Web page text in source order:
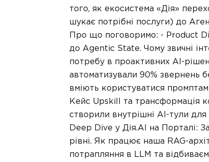
того, як екосистема «Дія»
шукає потрібні послуги) до
Про що поговоримо: - Product
до Agentic State. Чому звичні
потребу в проактивних AI-
автоматизували 90% звернень
вміють користуватися
Кейс Upskill та трансформація
створили внутрішні AI-тули
Deep Dive у Дія.AI на Порталі:
рівні. Як працює наша RAG-
потрапляння в LLM та